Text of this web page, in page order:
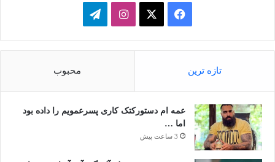
فیسبوک ایکساینستاگرامتلگرام
تازه ترین محبوب
عمه ام دستورکتک کاری پسرعمویم را داده بود
اما …
3 ساعت پیش